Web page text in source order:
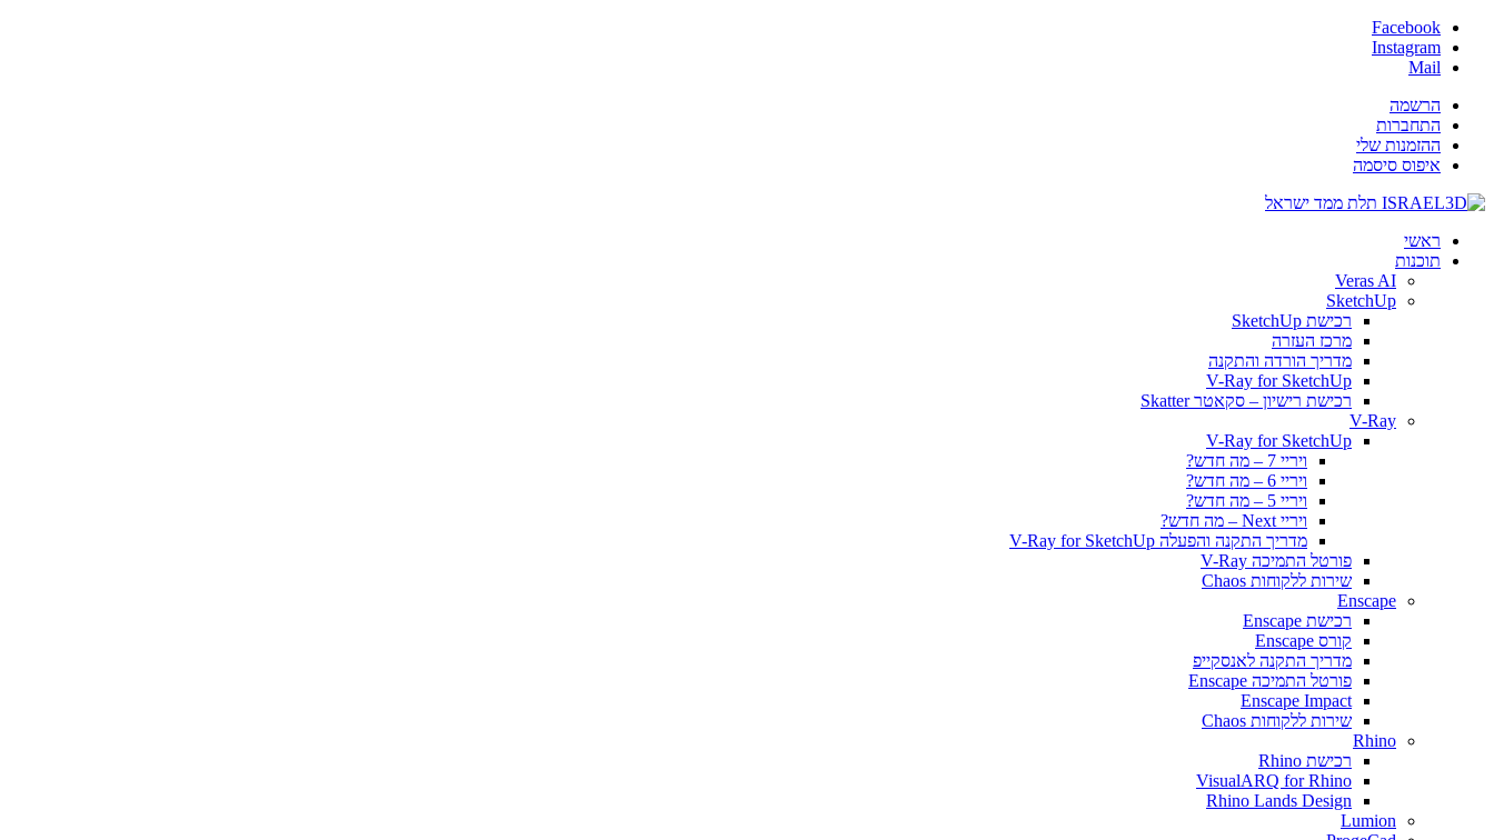
Facebook
Instagram
Mail
הרשמה
התחברות
ההזמנות שלי
איפוס סיסמה
ראשי
תוכנות
Veras AI
SketchUp
רכישת SketchUp
מרכז העזרה
מדריך הורדה והתקנה
V-Ray for SketchUp
רכישת רישיון – סקאטר Skatter
V-Ray
V-Ray for SketchUp
ויריי 7 – מה חדש?
ויריי 6 – מה חדש?
ויריי 5 – מה חדש?
ויריי Next – מה חדש?
מדריך התקנה והפעלה V-Ray for SketchUp
פורטל התמיכה V-Ray
שירות ללקוחות Chaos
Enscape
רכישת Enscape
קורס Enscape
מדריך התקנה לאנסקייפ
פורטל התמיכה Enscape
Enscape Impact
שירות ללקוחות Chaos
Rhino
רכישת Rhino
VisualARQ for Rhino
Rhino Lands Design
Lumion